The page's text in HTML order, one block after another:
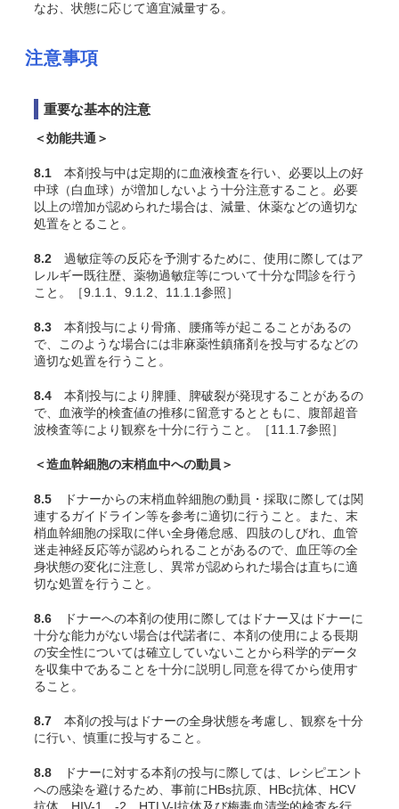
なお、状態に応じて適宜減量する。
注意事項
重要な基本的注意
＜効能共通＞
8.1 本剤投与中は定期的に血液検査を行い、必要以上の好
中球（白血球）が増加しないよう十分注意すること。必要
以上の増加が認められた場合は、減量、休薬などの適切な
処置をとること。
8.2 過敏症等の反応を予測するために、使用に際してはア
レルギー既往歴、薬物過敏症等について十分な問診を行う
こと。［9.1.1、9.1.2、11.1.1参照］
8.3 本剤投与により骨痛、腰痛等が起こることがあるの
で、このような場合には非麻薬性鎮痛剤を投与するなどの
適切な処置を行うこと。
8.4 本剤投与により脾腫、脾破裂が発現することがあるの
で、血液学的検査値の推移に留意するとともに、腹部超音
波検査等により観察を十分に行うこと。［11.1.7参照］
＜造血幹細胞の末梢血中への動員＞
8.5 ドナーからの末梢血幹細胞の動員・採取に際しては関
連するガイドライン等を参考に適切に行うこと。また、末
梢血幹細胞の採取に伴い全身倦怠感、四肢のしびれ、血管
迷走神経反応等が認められることがあるので、血圧等の全
身状態の変化に注意し、異常が認められた場合は直ちに適
切な処置を行うこと。
8.6 ドナーへの本剤の使用に際してはドナー又はドナーに
十分な能力がない場合は代諾者に、本剤の使用による長期
の安全性については確立していないことから科学的データ
を収集中であることを十分に説明し同意を得てから使用す
ること。
8.7 本剤の投与はドナーの全身状態を考慮し、観察を十分
に行い、慎重に投与すること。
8.8 ドナーに対する本剤の投与に際しては、レシピエント
への感染を避けるため、事前にHBs抗原、HBc抗体、HCV